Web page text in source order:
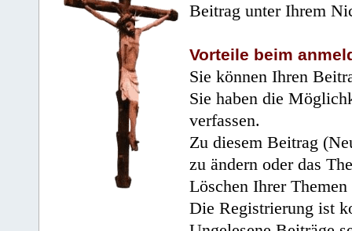
Beitrag unter Ihrem
Vorteile beim
Sie können Ihren
Sie haben die
verfassen.
Zu diesem Beitrag
zu ändern oder das
Löschen Ihrer
Die Registrierung ist